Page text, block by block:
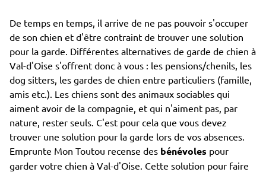
De temps en temps, il arrive de ne pas pouvoir s'occuper
de son chien et d'être contraint de trouver une solution
pour la garde. Différentes alternatives de garde de chien à
Val-d'Oise s'offrent donc à vous : les pensions/chenils, les
dog sitters, les gardes de chien entre particuliers (famille,
amis etc.). Les chiens sont des animaux sociables qui
aiment avoir de la compagnie, et qui n'aiment pas, par
nature, rester seuls. C'est pour cela que vous devez
trouver une solution pour la garde lors de vos absences.
Emprunte Mon Toutou recense des bénévoles pour
garder votre chien à Val-d'Oise. Cette solution pour faire